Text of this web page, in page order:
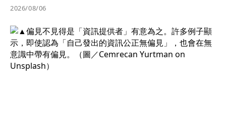
2026/08/06